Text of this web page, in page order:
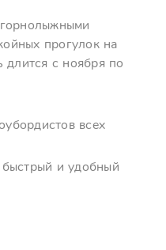
прогулок на
длится с ноября по
всех
и удобный